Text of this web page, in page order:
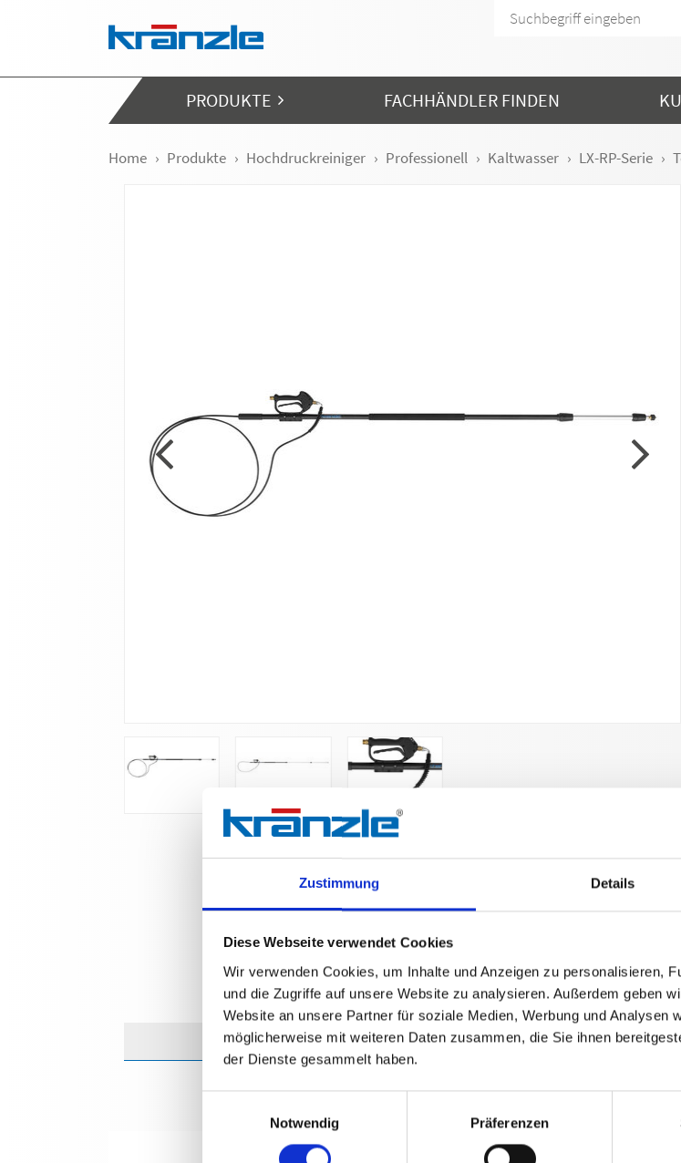
Zustimmung Details
Diese Webseite verwendet Cookies
Wir verwenden Cookies, um Inhalte und Anzeigen zu personalisieren,
und die Zugriffe auf unsere Website zu analysieren. Außerdem geben
Website an unsere Partner für soziale Medien, Werbung und Analysen
möglicherweise mit weiteren Daten zusammen, die Sie ihnen
der Dienste gesammelt haben.
Notwendig
Präferenzen
Navigation überspringen
PRODUKTE FACHHÄNDLER FINDEN
Home Produkte Hochdruckreiniger Professionell Kaltwasser LX-RP-Serie
Technische Angaben